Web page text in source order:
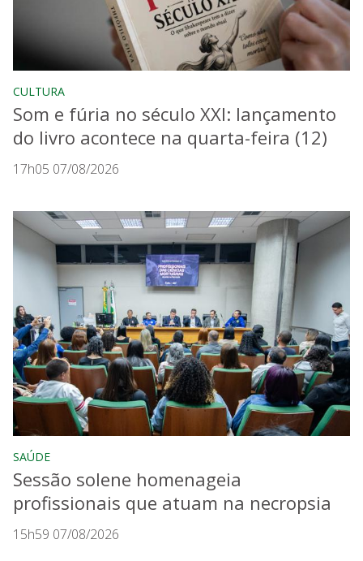
CULTURA
Som e fúria no século XXI: lançamento
do livro acontece na quarta-feira (12)
17h05 07/08/2026
SAÚDE
Sessão solene homenageia
profissionais que atuam na necropsia
15h59 07/08/2026